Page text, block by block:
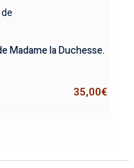
Madame la Duchesse.
35,00€